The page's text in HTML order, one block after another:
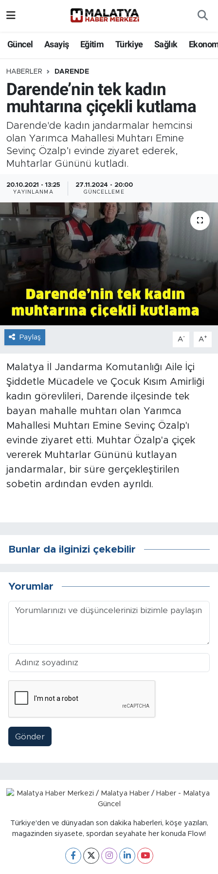
Güncel Asayiş Eğitim Türkiye Sağlık
HABERLER DARENDE
Darende’nin tek kadın
muhtarına çiçekli kutlama
Darende'de kadın jandarmalar hemcinsi
olan Yarımca Mahallesi Muhtarı Emine
Sevinç Özalp’ı evinde ziyaret ederek,
Muhtarlar Gününü kutladı.
20.10.2021 - 13:25
YAYINLANMA
27.11.2024 - 20:00
GÜNCELLEME
Paylaş A- A+
Malatya İl Jandarma Komutanlığı Aile İçi
Şiddetle Mücadele ve Çocuk Kısım Amirliği
kadın görevlileri, Darende ilçesinde tek
bayan mahalle muhtarı olan Yarımca
Mahallesi Muhtarı Emine Sevinç Özalp'ı
evinde ziyaret etti. Muhtar Özalp'a çiçek
vererek Muhtarlar Gününü kutlayan
jandarmalar, bir süre gerçekleştirilen
sobetin ardından evden ayrıldı.
Bunlar da ilginizi çekebilir
Yorumlar
Gönder
Türkiye'den ve dünyadan son dakika haberleri, köşe yazıları,
magazinden siyasete, spordan seyahate her konuda Flow!
Eğitim
Türkiye
Sağlık
Ekonomi
Güncel
Kültür
Teknoloji
İş İlanları
Dünya
Yazıhan
Kuluncak
Yeşilyurt
Akçadağ
Doğanyol
Arapgir
Arguvan
Battalgazi
Kale
Pütürge
Asayiş
Adıyaman